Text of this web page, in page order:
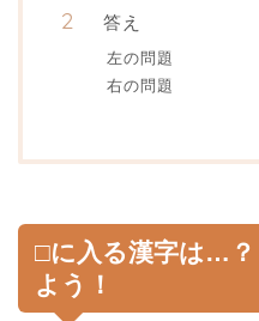
答え
左の問題
右の問題
□に入る漢字は…？
よう！